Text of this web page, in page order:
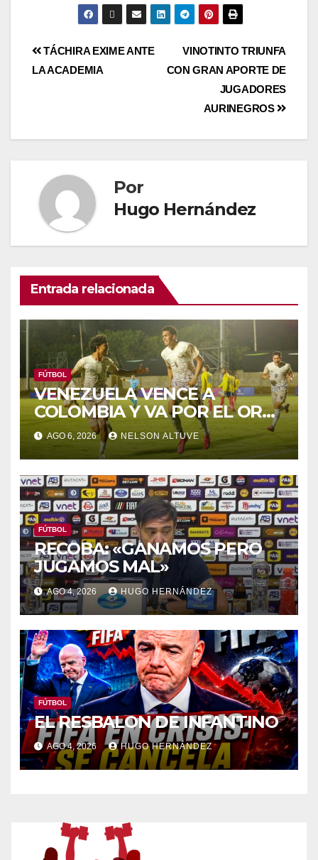
VINOTINTO TRIUNFA
CON GRAN APORTE DE
JUGADORES
AURINEGROS
TÁCHIRA EXIME ANTE
LA ACADEMIA
Por
Hugo Hernández
Entrada relacionada
FÚTBOL
VENEZUELA VENCE A
COLOMBIA Y VA POR EL ORO
DE LOS JCAC
AGO 6, 2026 NELSON ALTUVE
FÚTBOL
RECOBA: «GANAMOS PERO
JUGAMOS MAL»
AGO 4, 2026 HUGO HERNÁNDEZ
FÚTBOL
EL RESBALON DE INFANTINO
AGO 4, 2026 HUGO HERNÁNDEZ